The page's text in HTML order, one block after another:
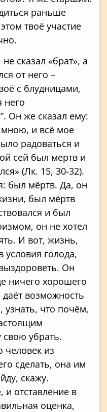
раньше
твоё участие
сказал «брат», а
от него –
с блудницами,
него
Он же сказал ему:
и всё мое
радоваться и
сей был мертв и
(Лк. 15, 30-32).
был мёртв. Да, он
был мёртв
и был
он не хотел
И вот, жизнь,
условия голода,
Он
ничего хорошего
даёт возможность
узнать, что почём,
свою убрать.
человек из
сделать, она им
скажу.
отставление в
оценка,